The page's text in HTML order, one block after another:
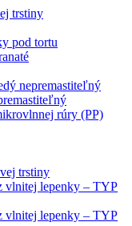
trstiny
pod tortu
nepremastiteľný
rúry (PP)
trstiny
vlnitej lepenky – TYP
vlnitej lepenky – TYP